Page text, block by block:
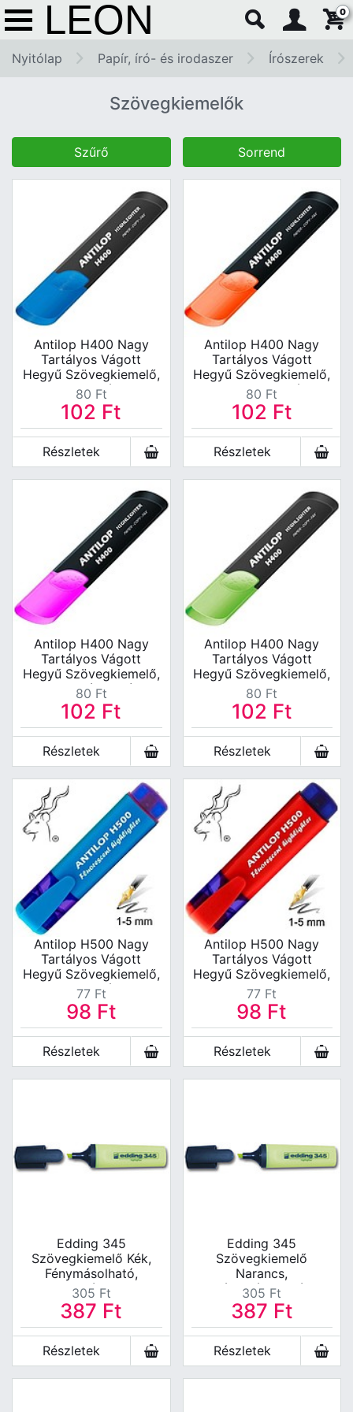
0
Nyitólap Papír, író- és irodaszer Írószerek
Szövegkiemelők
Szűrő Sorrend
Antilop H400 Nagy
Tartályos Vágott
Hegyű Szövegkiemelő,
Neon Kék
80 Ft
102 Ft
Részletek
Antilop H400 Nagy
Tartályos Vágott
Hegyű Szövegkiemelő,
Neon Narancssárga
80 Ft
102 Ft
Részletek
Antilop H400 Nagy
Tartályos Vágott
Hegyű Szövegkiemelő,
Neon Rózsaszín
80 Ft
102 Ft
Részletek
Antilop H400 Nagy
Tartályos Vágott
Hegyű Szövegkiemelő,
Neon Zöld
80 Ft
102 Ft
Részletek
Antilop H500 Nagy
Tartályos Vágott
Hegyű Szövegkiemelő,
Neon Kék
77 Ft
98 Ft
Részletek
Antilop H500 Nagy
Tartályos Vágott
Hegyű Szövegkiemelő,
Neon Piros
77 Ft
98 Ft
Részletek
Edding 345
Szövegkiemelő Kék,
Fénymásolható,
Faxolható 2-5mm
305 Ft
387 Ft
Részletek
Edding 345
Szövegkiemelő
Narancs,
Fénymásolható,
Faxolható 2-5mm
305 Ft
387 Ft
Részletek